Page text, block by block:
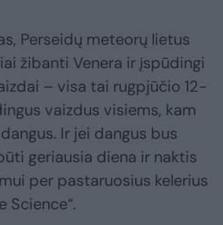
Perseidų meteorų lietus
žibanti Venera ir įspūdingi
– visa tai rugpjūčio 12-
vaizdus visiems, kam
Ir jei dangus bus
geriausia diena ir naktis
per pastaruosius kelerius
Science“.